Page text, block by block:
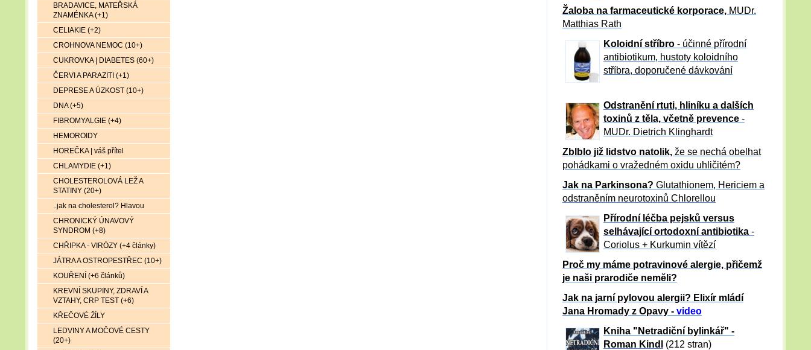
Žaloba na farmaceutické korporace, MUDr.
Matthias Rath
Koloidní stříbro- účinné přírodní
antibiotikum, hustoty koloidního
stříbra, doporučené dávkování
Odstranění rtuti, hliníku a dalších
toxinů z těla, včetně prevence -
MUDr. Dietrich Klinghardt
Zblblo již lidstvo natolik, že se nechá obelhat
pohádkami o vražedném oxidu uhličitém?
Jak na Parkinsona? Glutathionem, Hericiem a
odstraněním neurotoxinů Chlorellou
Přírodní léčba pejsků versus
selhávající ortodoxní antibiotika -
Coriolus + Kurkumin vítězí
Proč my máme potravinové alergie, přičemž
je naši prarodiče neměli?
Jak na jarní pylovou alergii? Elixír mládí
Jana Hromady z Opavy - video
Kniha "Netradiční bylinkář" -
Roman Kindl
(212 stran)
BRADAVICE, MATEŘSKÁ
ZNAMÉNKA (+1)
CELIAKIE (+2)
CROHNOVA NEMOC (10+)
CUKROVKA | DIABETES (60+)
ČERVI A PARAZITI (+1)
DEPRESE A ÚZKOST (10+)
DNA (+5)
FIBROMYALGIE (+4)
HEMOROIDY
HOREČKA | váš přítel
CHLAMYDIE (+1)
CHOLESTEROLOVÁ LEŽ A
STATINY (20+)
..jak na cholesterol? Hlavou
CHRONICKÝ ÚNAVOVÝ
SYNDROM (+8)
CHŘIPKA - VIRÓZY (+4 články)
JÁTRA A OSTROPESTŘEC (10+)
KOUŘENÍ (+6 článků)
KREVNÍ SKUPINY, ZDRAVÍ A
VZTAHY, CRP TEST (+6)
KŘEČOVÉ ŽÍLY
LEDVINY A MOČOVÉ CESTY
(20+)